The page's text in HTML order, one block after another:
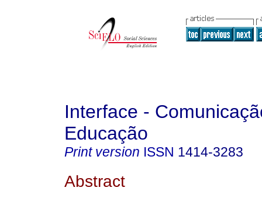
Interface -
Educação
Print version ISSN 1414-3283
Abstract